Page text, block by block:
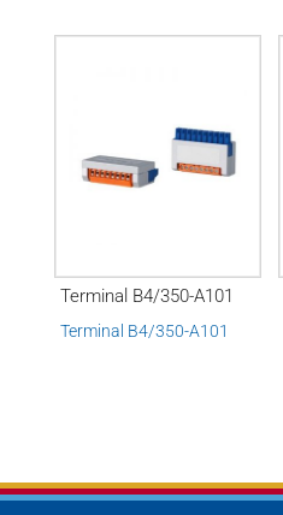
Terminal B4/350-A101
Terminal B4/350-A101